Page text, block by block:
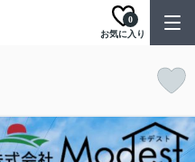
お気に入り
0